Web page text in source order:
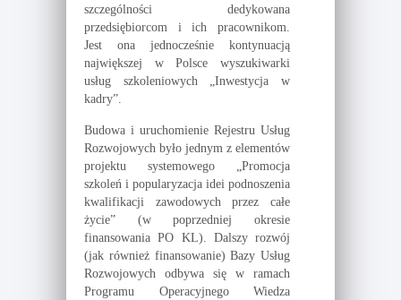
szczególności dedykowana
przedsiębiorcom i ich pracownikom.
Jest ona jednocześnie kontynuacją
największej w Polsce wyszukiwarki
usług szkoleniowych „Inwestycja w
kadry”.
Budowa i uruchomienie Rejestru Usług
Rozwojowych było jednym z elementów
projektu systemowego „Promocja
szkoleń i popularyzacja idei podnoszenia
kwalifikacji zawodowych przez całe
życie” (w poprzedniej okresie
finansowania PO KL). Dalszy rozwój
(jak również finansowanie) Bazy Usług
Rozwojowych odbywa się w ramach
Programu Operacyjnego Wiedza